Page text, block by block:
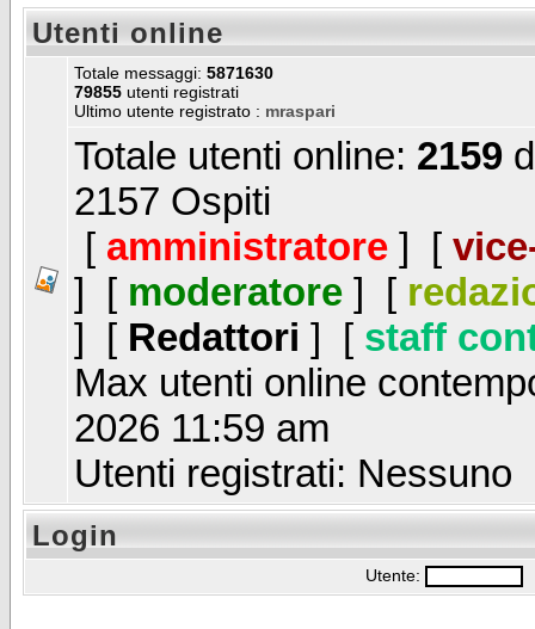
Utenti online
Totale messaggi: 5871630
79855 utenti registrati
Ultimo utente registrato : mraspari
Totale utenti online: 2159
2157 Ospiti
[ amministratore ] [
] [ moderatore ] [
] [ Redattori ] [ staff
Max utenti online
2026 11:59 am
Utenti registrati: Nessuno
Login
Utente: